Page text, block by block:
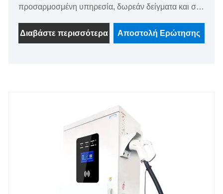
προσαρμοσμένη υπηρεσία, δωρεάν δείγματα και σε
λύση τύπου στήλης τροφοδοτεί αποτελεσματικά
ελαφρά επαγγελματικά ηλεκτρικά οχήματα, φορτηγά
σε ανοιχτούς χώρους στάθμευσης,
αυτοκινητόδρομους και κόμβους logistics, τους
οποίους εμπιστεύονται πελάτες στην ΕΕ, τις ΗΠΑ
και τη Νοτιοανατολική Ασία.
Διαβάστε περισσότερα Αποστολή Ερώτησης